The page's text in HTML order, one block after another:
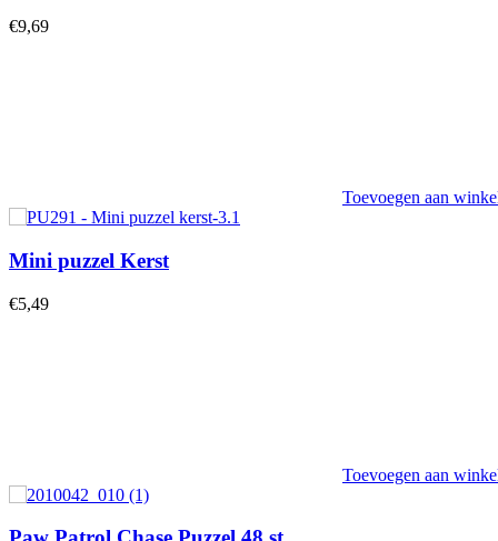
€9,69
Toevoegen aan
Mini puzzel Kerst
€5,49
Toevoegen aan